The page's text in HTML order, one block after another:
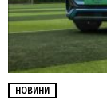
НОВИНИ